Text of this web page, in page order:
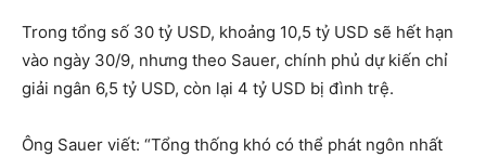
Trong tổng số 30 tỷ USD, khoảng 10,5 tỷ USD sẽ hết hạn
vào ngày 30/9, nhưng theo Sauer, chính phủ dự kiến chỉ
giải ngân 6,5 tỷ USD, còn lại 4 tỷ USD bị đình trệ.
Ông Sauer viết: “Tổng thống khó có thể phát ngôn nhất